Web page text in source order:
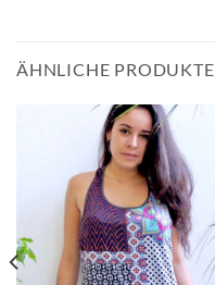
ÄHNLICHE PRODUKTE